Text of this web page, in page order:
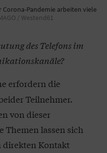
Pandemie arbeiten viele
/ Westend61
des Telefons im
erfordern die
Teilnehmer.
von dieser
Themen lassen sich
direkten Kontakt